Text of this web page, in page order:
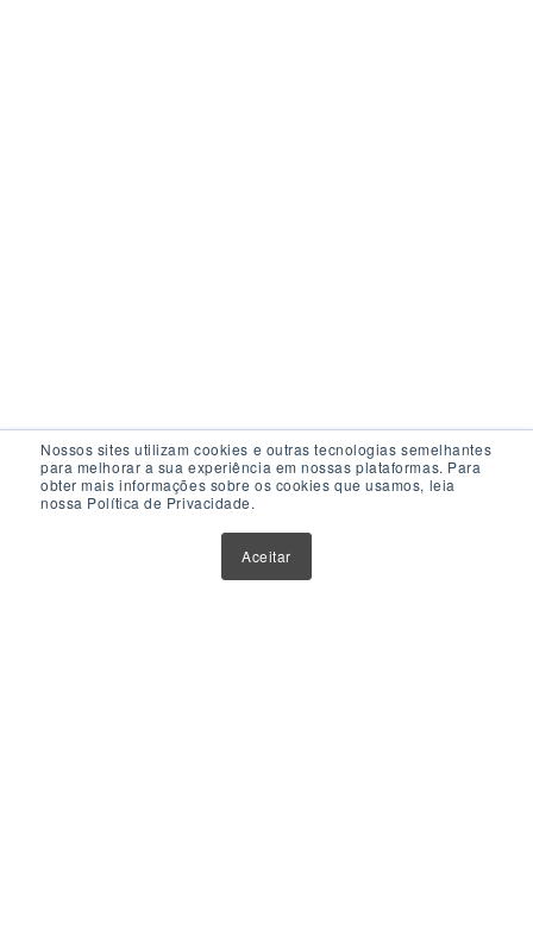
Nossos sites utilizam cookies e outras tecnologias semelhantes
para melhorar a sua experiência em nossas plataformas. Para
obter mais informações sobre os cookies que usamos, leia
nossa Política de Privacidade.
Aceitar
Acesso Rápido